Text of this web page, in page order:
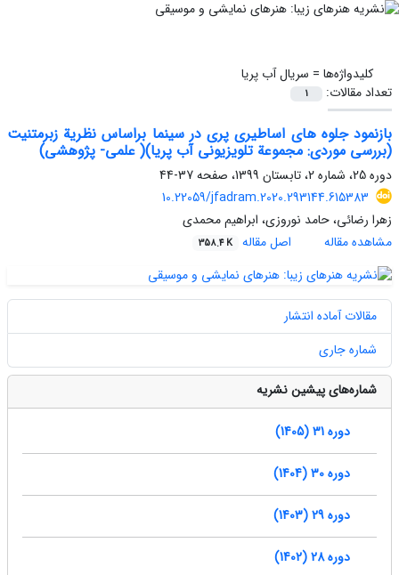
کلیدواژه‌ها = سریال آب پریا
تعداد مقالات:
1
بازنمود جلوه های اساطیری پری در سینما براساس نظریة زبرمتنیت
(بررسی موردی: مجموعة تلویزیونی آب پریا)( علمی- پژوهشی)
دوره 25، شماره 2، تابستان 1399، صفحه
37-44
10.22059/jfadram.2020.293144.615383
زهرا رضائی، حامد نوروزی، ابراهیم محمدی
مشاهده مقاله
اصل مقاله 358.4 K
مقالات آماده انتشار
شماره جاری
شماره‌های پیشین نشریه
دوره 31 (1405)
دوره 30 (1404)
دوره 29 (1403)
دوره 28 (1402)